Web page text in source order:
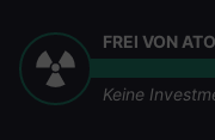
FREI VON
Keine